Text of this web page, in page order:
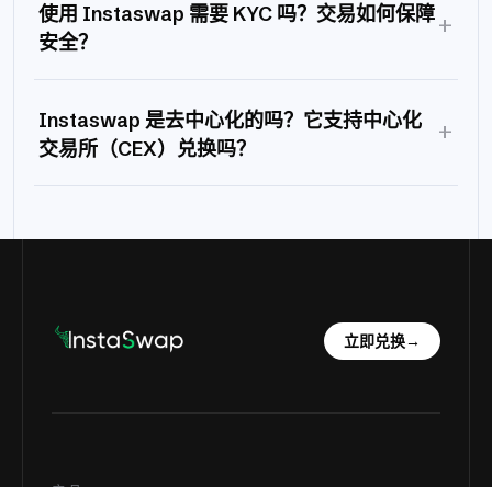
使用 Instaswap 需要 KYC 吗？交易如何保障
安全？
+
Instaswap 是去中心化的吗？它支持中心化
交易所（CEX）兑换吗？
+
立即兑换→